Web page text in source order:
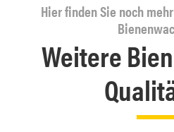
Weitere
Hier finden Sie noch